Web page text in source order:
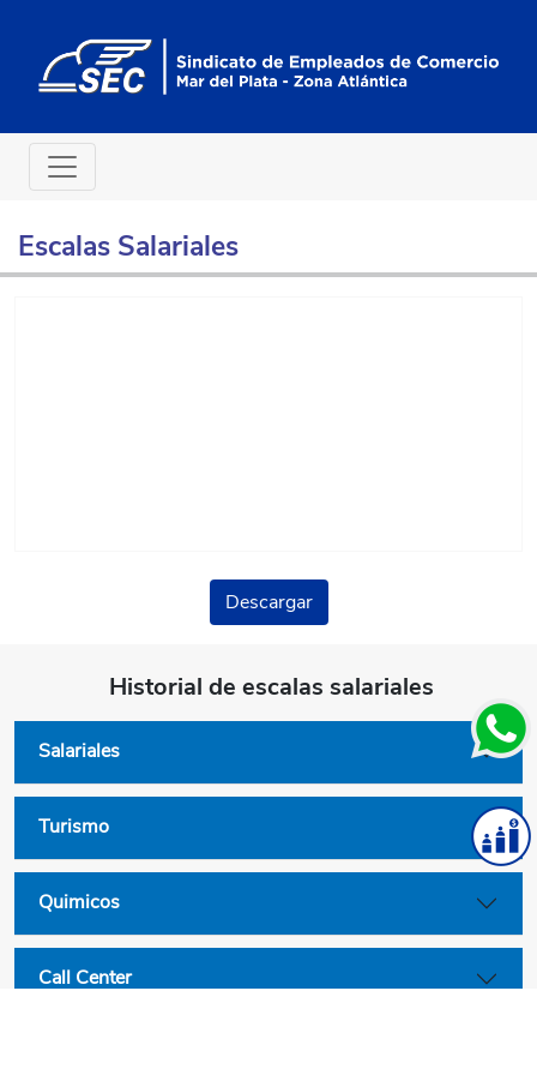
Escalas Salariales
Descargar
Historial de escalas salariales
Salariales
Turismo
Quimicos
Call Center